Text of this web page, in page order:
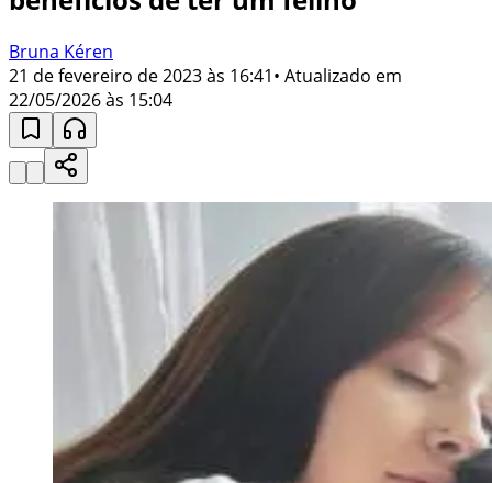
Bruna Kéren
21 de fevereiro de 2023 às 16:41• Atualizado em
22/05/2026 às 15:04